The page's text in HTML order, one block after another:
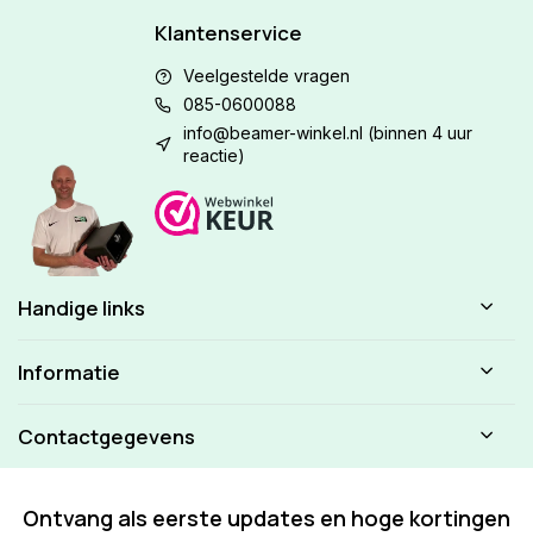
Klantenservice
Veelgestelde vragen
085-0600088
info@beamer-winkel.nl (binnen 4 uur
reactie)
Handige links
Informatie
Contactgegevens
Ontvang als eerste updates en hoge kortingen